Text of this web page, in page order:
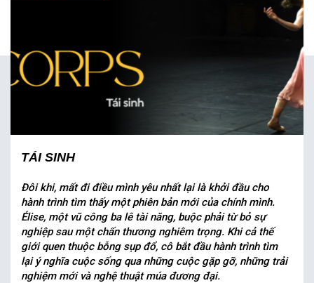
TÁI SINH
Đôi khi, mất đi điều mình yêu nhất lại là khởi đầu cho
hành trình tìm thấy một phiên bản mới của chính mình.
Élise, một vũ công ba lê tài năng, buộc phải từ bỏ sự
nghiệp sau một chấn thương nghiêm trọng. Khi cả thế
giới quen thuộc bỗng sụp đổ, cô bắt đầu hành trình tìm
lại ý nghĩa cuộc sống qua những cuộc gặp gỡ, những trải
nghiệm mới và nghệ thuật múa đương đại.